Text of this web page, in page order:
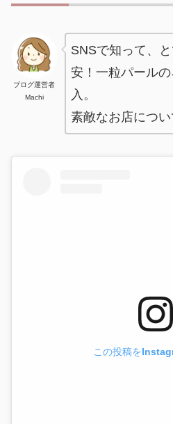
ブログ運営者
Machi
SNSで知って、
安！一粒パール
入。
素敵なお店につい
この投稿を